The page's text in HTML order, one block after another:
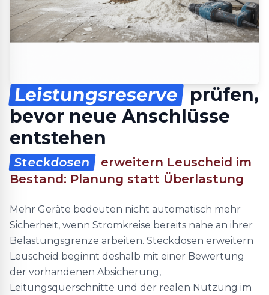
Leistungsreserve
prüfen,
bevor neue Anschlüsse
entstehen
Steckdosen
erweitern Leuscheid im
Bestand: Planung statt Überlastung
Mehr Geräte bedeuten nicht automatisch mehr
Sicherheit, wenn Stromkreise bereits nahe an ihrer
Belastungsgrenze arbeiten. Steckdosen erweitern
Leuscheid beginnt deshalb mit einer Bewertung
der vorhandenen Absicherung,
Leitungsquerschnitte und der realen Nutzung im